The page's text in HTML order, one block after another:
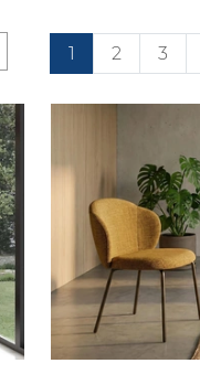
1 2 3